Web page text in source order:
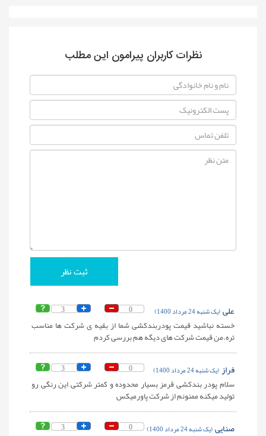
نظرات کاربران پیرامون این مطلب
3 0 علی(یک شنبه 24 مرداد 1400)
خسته نباشید قیمت پودربندکشی شما از بقیه ی شرکت ها مناسب
تره.من قیمت شرکت های دیگه هم بررسی کردم
3 0 فراز(یک شنبه 24 مرداد 1400)
سلام پودر بندکشی قرمز بسیار محدوده و کمتر شرکتی این رنگی رو
تولید میکنه ممنونم از شرکت پاورمیکس
3 0 صنایی(یک شنبه 24 مرداد 1400)